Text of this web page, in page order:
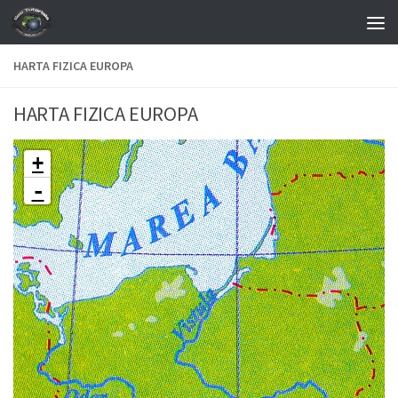
Skip to content
HARTA FIZICA EUROPA
HARTA FIZICA EUROPA
+
-